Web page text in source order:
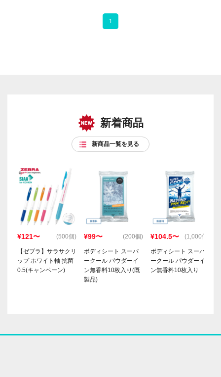
1
新着商品
新商品一覧を見る
¥121〜 (500個)
【ゼブラ】サラサクリ
ップ ホワイト軸 抗菌
0.5(キャンペーン)
¥99〜 (200個)
ボディシート スーパ
ークール パウダーイ
ン無香料10枚入り(既
製品)
¥104.5〜 (1,000個)
ボディシート スーパ
ークール パウダーイ
ン無香料10枚入り